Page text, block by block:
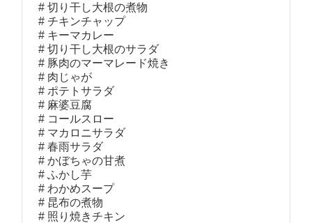
切り干し大根の煮物
チキンチャップ
キーマカレー
切り干し大根のサラダ
豚肉のマーマレード焼き
肉じゃが
ポテトサラダ
麻婆豆腐
コールスロー
マカロニサラダ
春雨サラダ
かぼちゃの甘煮
ふかし芋
わかめスープ
昆布の煮物
照り焼きチキン